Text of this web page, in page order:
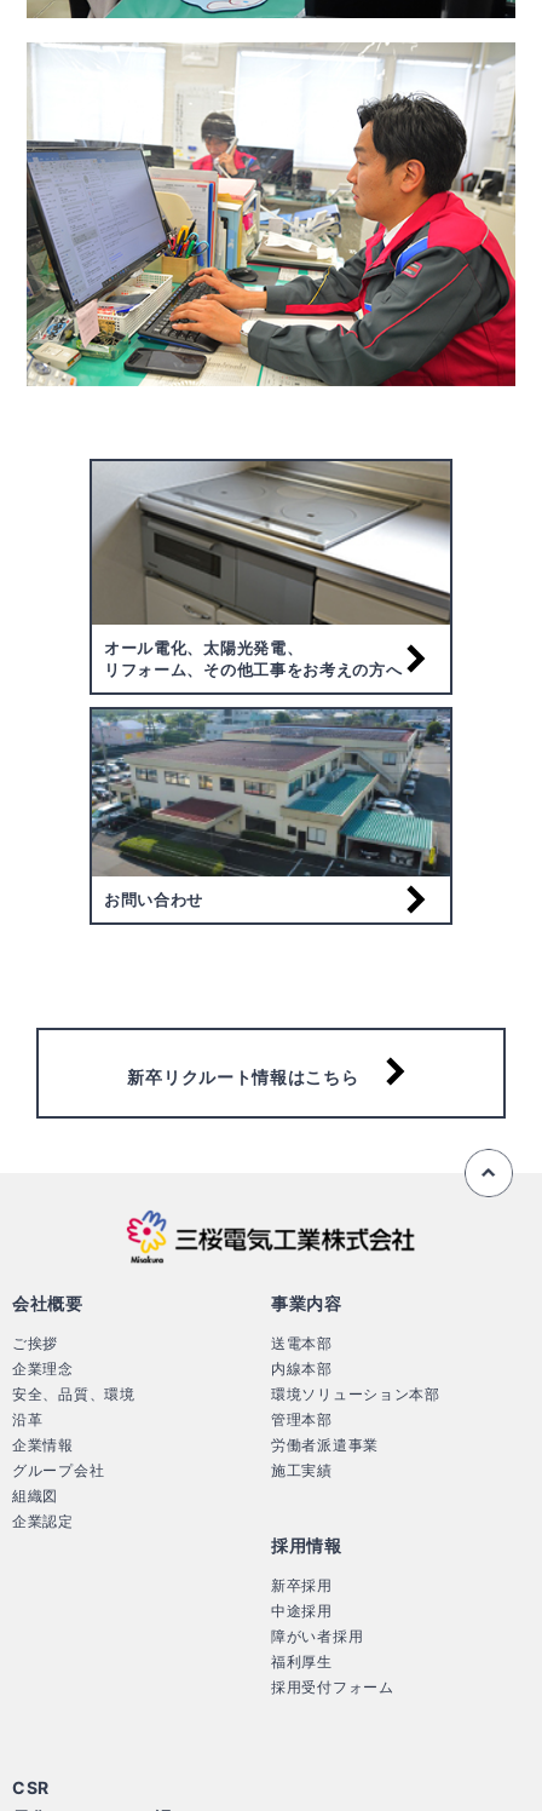
オール電化、太陽光発電、
リフォーム、その他工事をお考えの方へ
お問い合わせ
新卒リクルート情報はこちら
会社概要
ご挨拶
企業理念
安全、品質、環境
沿革
企業情報
グループ会社
組織図
企業認定
事業内容
送電本部
内線本部
環境ソリューション本部
管理本部
労働者派遣事業
施工実績
採用情報
新卒採用
中途採用
障がい者採用
福利厚生
採用受付フォーム
CSR